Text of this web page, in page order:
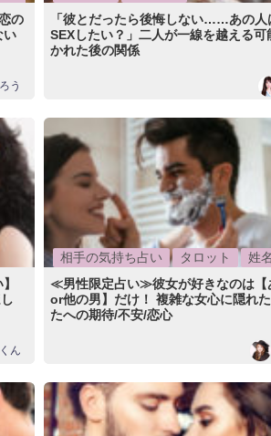
の
い
う
「彼とだったら後悔しない……あの人
SEXしたい？」二人が一線を越える可
かれた後の関係
ん
相手の気持ち占い タロット
姓
≪男性限定占い≫彼女が好きなのは【
or他の男】だけ！ 複雑な女心に隠れ
たへの期待/不安/恋心